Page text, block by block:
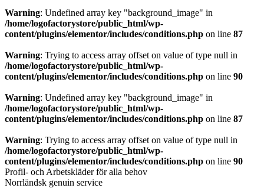
Warning: Undefined array key "background_image" in
/home/logofactorystore/public_html/wp-
content/plugins/elementor/includes/conditions.php on line 87
Warning: Trying to access array offset on value of type null in
/home/logofactorystore/public_html/wp-
content/plugins/elementor/includes/conditions.php on line 90
Warning: Undefined array key "background_image" in
/home/logofactorystore/public_html/wp-
content/plugins/elementor/includes/conditions.php on line 87
Warning: Trying to access array offset on value of type null in
/home/logofactorystore/public_html/wp-
content/plugins/elementor/includes/conditions.php on line 90
Profil- och Arbetskläder för alla behov
Norrländsk genuin service